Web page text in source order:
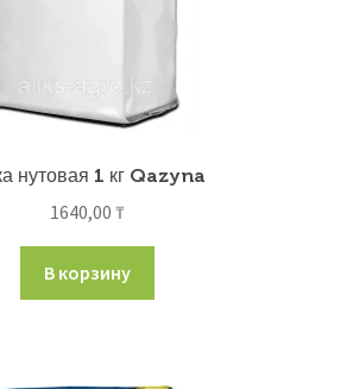
нутовая 1 кг Qazyna
1640,00 ₸
В корзину